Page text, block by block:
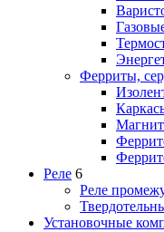
Ферриты,
Реле 6
Реле
Установочные